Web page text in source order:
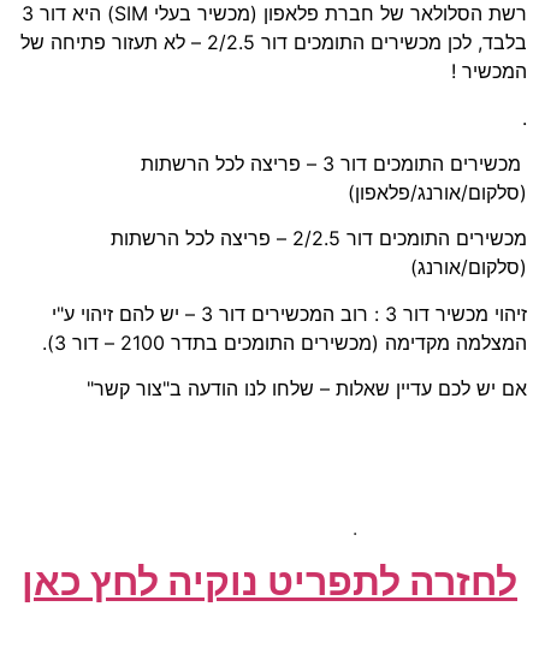
רשת הסלולאר של חברת פלאפון (מכשיר בעלי SIM) היא דור 3
בלבד, לכן מכשירים התומכים דור 2/2.5 – לא תעזור פתיחה של
המכשיר !
.
מכשירים התומכים דור 3 – פריצה לכל הרשתות
(סלקום/אורנג/פלאפון)
מכשירים התומכים דור 2/2.5 – פריצה לכל הרשתות
(סלקום/אורנג)
זיהוי מכשיר דור 3 : רוב המכשירים דור 3 – יש להם זיהוי ע"י
המצלמה מקדימה (מכשירים התומכים בתדר 2100 – דור 3).
אם יש לכם עדיין שאלות – שלחו לנו הודעה ב"צור קשר"
.
לחזרה לתפריט נוקיה לחץ כאן